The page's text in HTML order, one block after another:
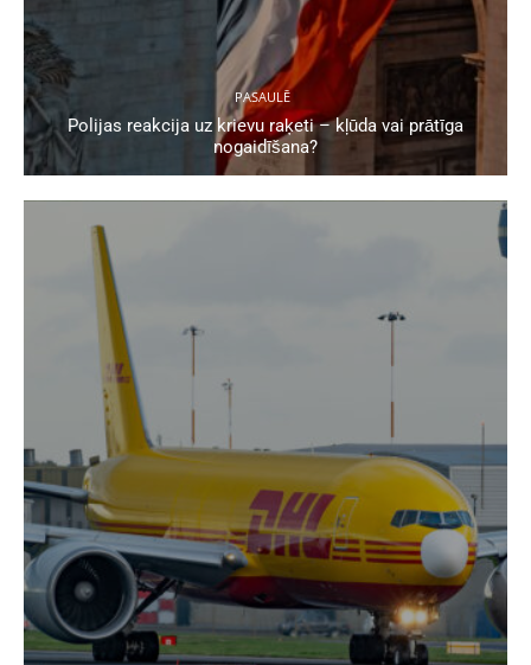
PASAULĒ
Polijas reakcija uz krievu raķeti – kļūda vai prātīga
nogaidīšana?